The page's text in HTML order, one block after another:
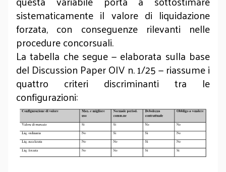
sistematicamente il valore di liquidazione
forzata, con conseguenze rilevanti nelle
procedure concorsuali.
La tabella che segue — elaborata sulla base
del Discussion Paper OIV n. 1/25 — riassume i
quattro criteri discriminanti tra le
configurazioni: